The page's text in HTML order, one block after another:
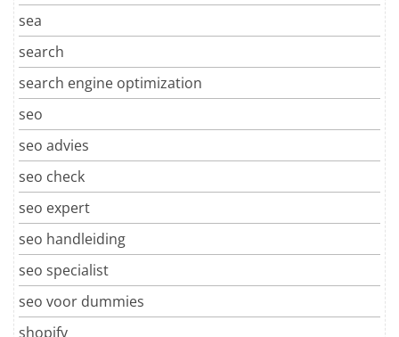
sea
search
search engine optimization
seo
seo advies
seo check
seo expert
seo handleiding
seo specialist
seo voor dummies
shopify